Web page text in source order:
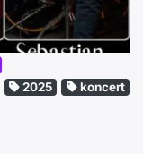
2025 koncert